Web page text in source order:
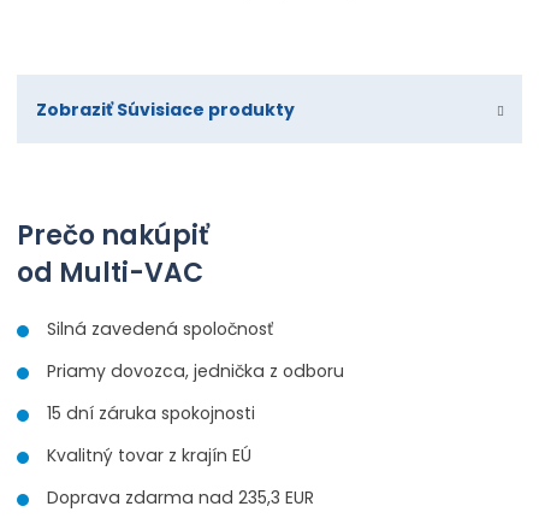
Zobraziť Súvisiace produkty
Prečo nakúpiť
od Multi-VAC
Silná zavedená spoločnosť
Priamy dovozca, jednička z odboru
15 dní záruka spokojnosti
Kvalitný tovar z krajín EÚ
Doprava zdarma nad 235,3 EUR